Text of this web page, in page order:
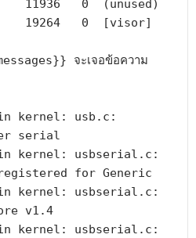
0  (unused)
19264   0  [visor]
จะเจอข้อความ
kernel: usb.c:
serial
kernel: usbserial.c:
for Generic
kernel: usbserial.c:
v1.4
kernel: usbserial.c: